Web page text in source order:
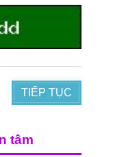
TIẾP TỤC
tâm